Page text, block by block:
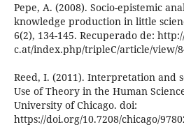
Pepe, A. (2008). Socio-epistemic
knowledge production in little
6(2), 134-145. Recuperado de:
c.at/index.php/tripleC/article/view/
Reed, I. (2011). Interpretation and
Use of Theory in the Human
University of Chicago. doi:
https://doi.org/10.7208/chicago/